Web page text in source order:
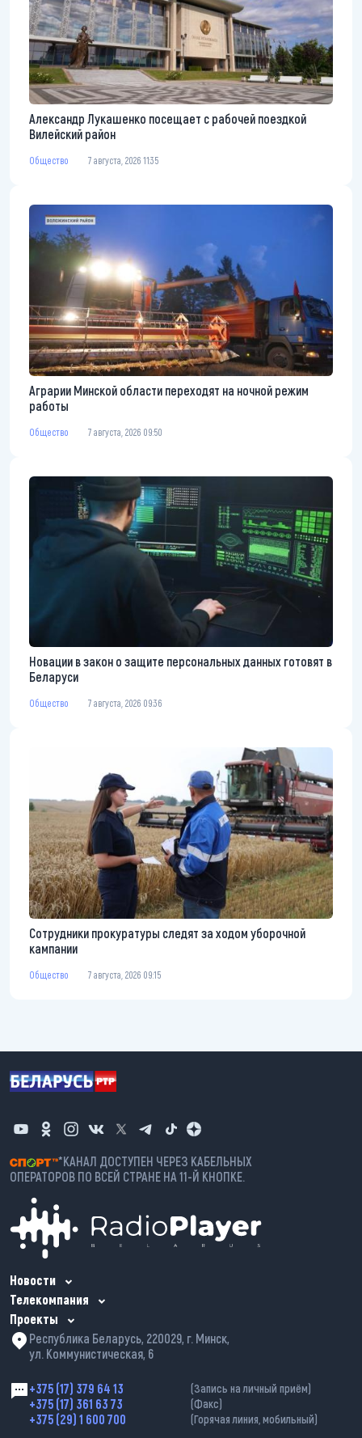
Александр Лукашенко посещает с рабочей поездкой
Вилейский район
Общество 7 августа, 2026 11:35
Аграрии Минской области переходят на ночной режим
работы
Общество 7 августа, 2026 09:50
Новации в закон о защите персональных данных готовят в
Беларуси
Общество 7 августа, 2026 09:36
Сотрудники прокуратуры следят за ходом уборочной
кампании
Общество 7 августа, 2026 09:15
*КАНАЛ ДОСТУПЕН ЧЕРЕЗ КАБЕЛЬНЫХ
ОПЕРАТОРОВ ПО ВСЕЙ СТРАНЕ НА 11-Й КНОПКЕ.
Новости
Телекомпания
Проекты
Республика Беларусь, 220029, г. Минск,
ул. Коммунистическая, 6
+375 (17) 379 64 13 (Запись на личный приём)
+375 (17) 361 63 73 (Факс)
+375 (29) 1 600 700 (Горячая линия, мобильный)